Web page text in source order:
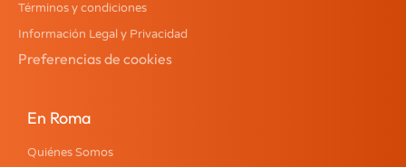
Términos y condiciones
Información Legal y Privacidad
Preferencias de cookies
En Roma
Quiénes Somos